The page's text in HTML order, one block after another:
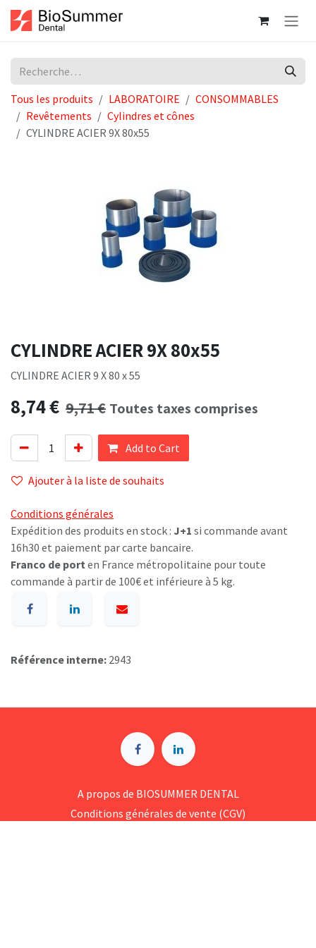
Se rendre au contenu
Tous les produits LABORATOIRE
CONSOMMABLES
Revêtements
Cylindres et cônes
CYLINDRE ACIER 9X 80x55
CYLINDRE ACIER 9X 80x55
CYLINDRE ACIER 9 X 80 x 55
8,74€ 9,71€ Toutes taxes comprises
Add to Cart
Ajouter à la liste de souhaits
Conditions générales
Expédition des produits en stock : J+1 si commande avant
16h30 et paiement par carte bancaire.
Franco de port en France métropolitaine pour toute
commande à partir de 100€ et inférieure à 5 kg.
Référence interne: 2943
A p​ropos de BIOSUMMER DENTAL
Conditions générales d​e vente (CGV)